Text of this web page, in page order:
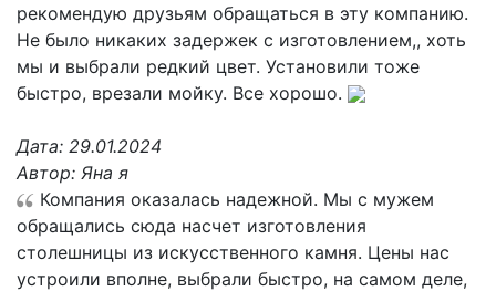
рекомендую друзьям обращаться в эту компанию.
Не было никаких задержек с изготовлением,, хоть
мы и выбрали редкий цвет. Установили тоже
быстро, врезали мойку. Все хорошо.
Дата: 29.01.2024
Автор: Яна я
Компания оказалась надежной. Мы с мужем
обращались сюда насчет изготовления
столешницы из искусственного камня. Цены нас
устроили вполне, выбрали быстро, на самом деле,